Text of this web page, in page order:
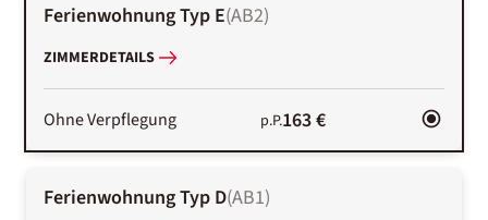
Ferienwohnung Typ E(AB2)
ZIMMERDETAILS
Ohne Verpflegung p.P.163 €
Ferienwohnung Typ D(AB1)